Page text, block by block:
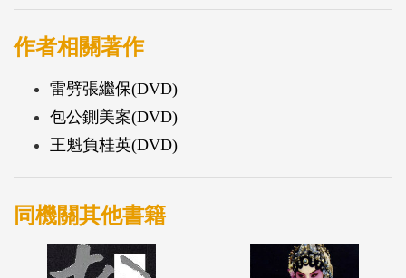
於是，王有道含悲忍淚，寫下了休書……
這是傳統京劇《御碑亭》的劇情大綱，梅蘭芳經常演
念上尷尬不已……
面對《御碑亭》的新編，我想到了「嘲弄」與「重
探」，一方面用嘲弄的筆調寫丈夫王有道迂腐的行
為，另一方面我試著思索女性心理的另一種可能。長
期被禁錮在傳統觀念中的妻子，當她偶然離開深閨內
刻，除了驚恐擔心，她還會不會有突發的奇妙念頭？
作者相關著作
雷劈張繼保(DVD)
包公鍘美案(DVD)
王魁負桂英(DVD)
同機關其他書籍